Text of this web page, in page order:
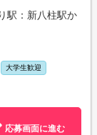
駅：新八柱駅か
大学生歓迎
応募画面に進む